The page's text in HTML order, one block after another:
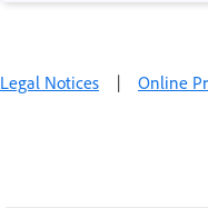
Legal Notices | Online